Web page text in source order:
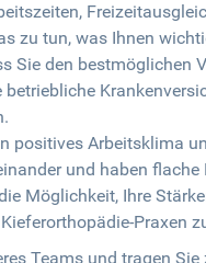
zu tun, was Ihnen
Sie den bestmöglichen
positives Arbeitsklima
und haben flache
Möglichkeit, Ihre
Praxen
Teams und tragen